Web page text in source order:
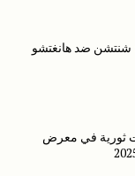
شنتشن ضد هانغتشو
ثورية في معرض